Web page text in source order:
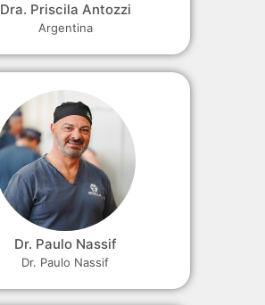
Dra. Priscila Antozzi
Argentina
Dr. Paulo Nassif
Dr. Paulo Nassif